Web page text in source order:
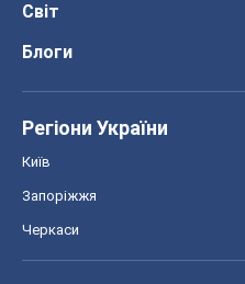
Світ
Блоги
Регіони України
Київ
Запоріжжя
Черкаси